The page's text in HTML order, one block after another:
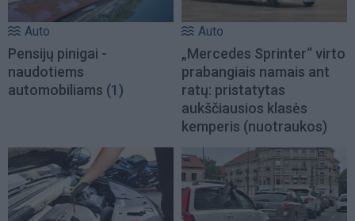
Auto
Pensijų pinigai -
naudotiems
automobiliams (1)
Auto
„Mercedes Sprinter“ virto
prabangiais namais ant
ratų: pristatytas
aukščiausios klasės
kemperis (nuotraukos)